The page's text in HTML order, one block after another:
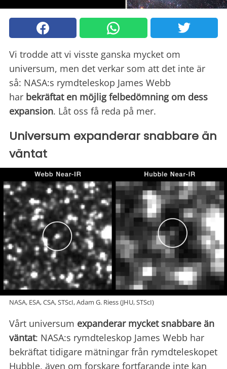
Vi trodde att vi visste ganska mycket om
universum, men det verkar som att det inte är
så: NASA:s rymdteleskop James Webb
har bekräftat en möjlig felbedömning om dess
expansion. Låt oss få reda på mer.
Universum expanderar snabbare än
väntat
NASA, ESA, CSA, STScI, Adam G. Riess (JHU, STScI)
Vårt universum expanderar mycket snabbare än
väntat: NASA:s rymdteleskop James Webb har
bekräftat tidigare mätningar från rymdteleskopet
Hubble, även om forskare fortfarande inte kan